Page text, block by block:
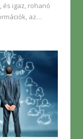
és igaz, rohanó
az…